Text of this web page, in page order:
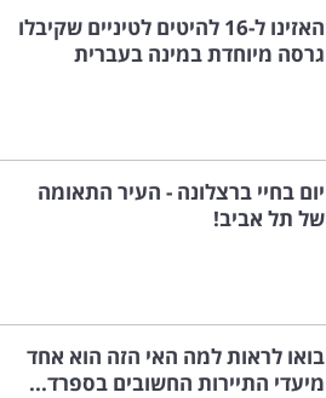
האזינו ל-16 להיטים לטיניים שקיבלו
גרסה מיוחדת במינה בעברית
יום בחיי ברצלונה - העיר התאומה
של תל אביב!
בואו לראות למה האי הזה הוא אחד
מיעדי התיירות החשובים בספרד...